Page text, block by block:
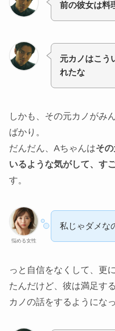
前の彼女は料
元カノはこう
れたな
しかも、その元カノがみ
ばかり。
だんだん、Aちゃんはそ
いるような気がして、す
す。
悩める女性
私じゃダメな
っと自信をなくして、更
たんだけど、彼は満足す
カノの話をするようにな